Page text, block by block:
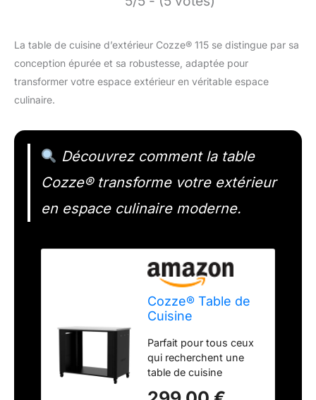
La table de cuisine d’extérieur Cozze® 115 se distingue par sa
conception épurée et sa robustesse, adaptée pour
transformer votre espace extérieur en véritable espace
culinaire.
Découvrez comment la table
Cozze® transforme votre extérieur
en espace culinaire moderne.
Cozze® Table de
Cuisine
Ouverte, avec
Plan de Travail en
Acier Inoxydable
Type 430 | 1190 x
Parfait pour tous ceux
qui recherchent une
table de cuisine